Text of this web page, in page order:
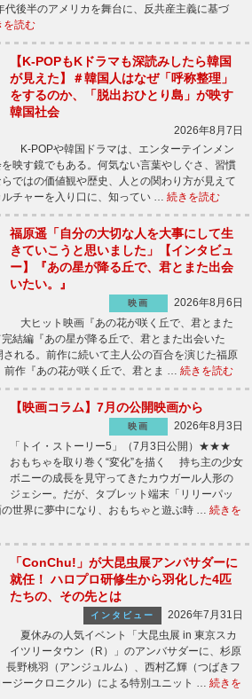
代後半のアメリカを舞台に、反共産主義に基づ
を読む
【K-POPもKドラマも深読みしたら韓国
が見えた】＃韓国人はなぜ「呼称整理」
をするのか、「脱出おひとり島」が映す
韓国社会
2026年8月7日
K-POPや韓国ドラマは、エンターテインメン
映す鏡でもある。何気ない言葉やしぐさ、習慣
ではの価値観や歴史、人との関わり方が見えて
チャーを入り口に、知ってい … 続きを読む
福原遥「自分の大切な人を大事にして生
きていこうと思いました」【インタビュ
ー】『あの星が降る丘で、君とまた出会
いたい。』
映画
2026年8月6日
大ヒット映画『あの花が咲く丘で、君とまた
結編『あの星が降る丘で、君とまた出会いた
れる。前作に続いて主人公の百合を演じた福原
作『あの花が咲く丘で、君とま … 続きを読む
【映画コラム】7月の公開映画から
映画
2026年8月3日
「トイ・ストーリー5」（7月3日公開）★★★
おもちゃを取り巻く“変化”を描く 持ち主の少女
ボニーの成長を見守ってきたカウガール人形の
ジェシー。だが、タブレット端末「リリーパッ
世界に夢中になり、おもちゃと遊ぶ時 … 続きを
「ConChu!」が大昆虫展アンバサダーに
就任！ ハロプロ研修生から羽化した4匹
たちの、その先とは
インタビュー
2026年7月31日
夏休みの人気イベント「大昆虫展 in 東京スカ
イツリータウン（R）」のアンバサダーに、杉原
長野桃羽（アンジュルム）、西村乙輝（つばきフ
ジークロニクル）による特別ユニット … 続きを